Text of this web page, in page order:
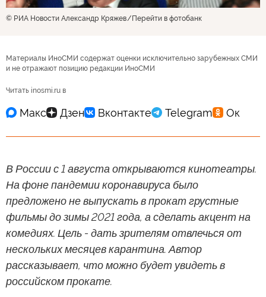
© РИА Новости Александр Кряжев Перейти в фотобанк
Материалы ИноСМИ содержат оценки исключительно зарубежных СМИ
и не отражают позицию редакции ИноСМИ
Читать inosmi.ru в
В России с 1 августа открываются кинотеатры.
На фоне пандемии коронавируса было
предложено не выпускать в прокат грустные
фильмы до зимы 2021 года, а сделать акцент на
комедиях. Цель - дать зрителям отвлечься от
нескольких месяцев карантина. Автор
рассказывает, что можно будет увидеть в
российском прокате.